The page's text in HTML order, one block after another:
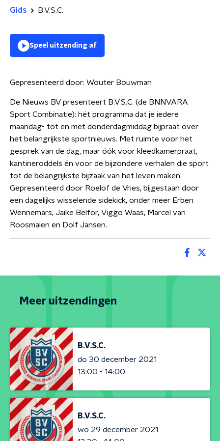
Gids B.V.S.C.
Speel uitzending af
Gepresenteerd door: Wouter Bouwman
De Nieuws BV presenteert B.V.S.C. (de BNNVARA
Sport Combinatie): hét programma dat je iedere
maandag- tot en met donderdagmiddag bijpraat over
het belangrijkste sportnieuws. Met ruimte voor het
gesprek van de dag, maar óók voor kleedkamerpraat,
kantineroddels én voor de bijzondere verhalen die sport
tot de belangrijkste bijzaak van het leven maken.
Gepresenteerd door Roelof de Vries, bijgestaan door
een dagelijks wisselende sidekick, onder meer Erben
Wennemars, Jaike Belfor, Viggo Waas, Marcel van
Roosmalen en Dolf Jansen.
Meer uitzendingen
B.V.S.C.
do 30 december 2021
13:00 - 14:00
B.V.S.C.
wo 29 december 2021